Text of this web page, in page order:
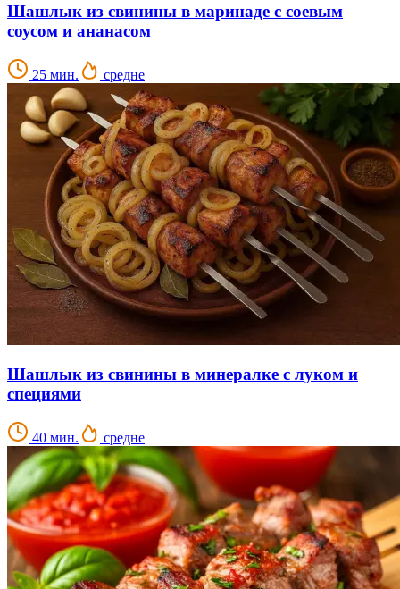
Шашлык из свинины в маринаде с соевым
соусом и ананасом
25 мин. средне
Шашлык из свинины в минералке с луком и
специями
40 мин. средне